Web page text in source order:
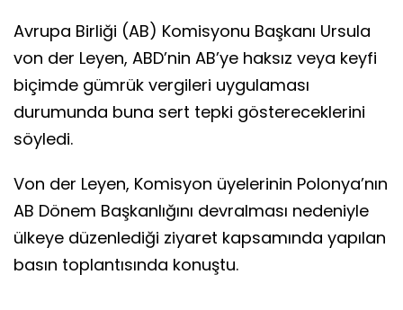
Avrupa Birliği (AB) Komisyonu Başkanı Ursula
von der Leyen, ABD’nin AB’ye haksız veya keyfi
biçimde gümrük vergileri uygulaması
durumunda buna sert tepki göstereceklerini
söyledi.
Von der Leyen, Komisyon üyelerinin Polonya’nın
AB Dönem Başkanlığını devralması nedeniyle
ülkeye düzenlediği ziyaret kapsamında yapılan
basın toplantısında konuştu.